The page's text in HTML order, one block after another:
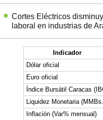
Cortes Eléctricos
laboral en industrias de
Indicador
Dólar oficial
Euro oficial
Índice Bursátil Caracas
Liquidez Monetaria
Inflación (Var% mensual)